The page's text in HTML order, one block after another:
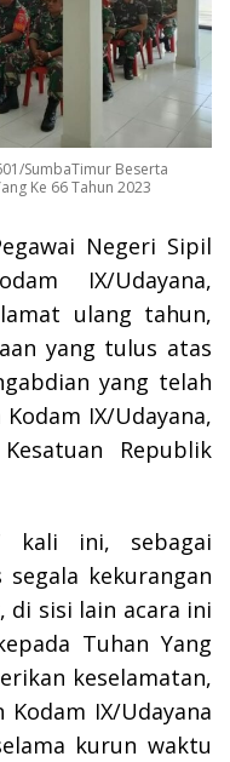
SumbaTimur Beserta
Ke 66 Tahun 2023
Negeri Sipil
IX/Udayana,
ulang tahun,
yang tulus atas
yang telah
IX/Udayana,
Republik
kali ini, sebagai
kekurangan
sisi lain acara ini
Tuhan Yang
keselamatan,
IX/Udayana
kurun waktu